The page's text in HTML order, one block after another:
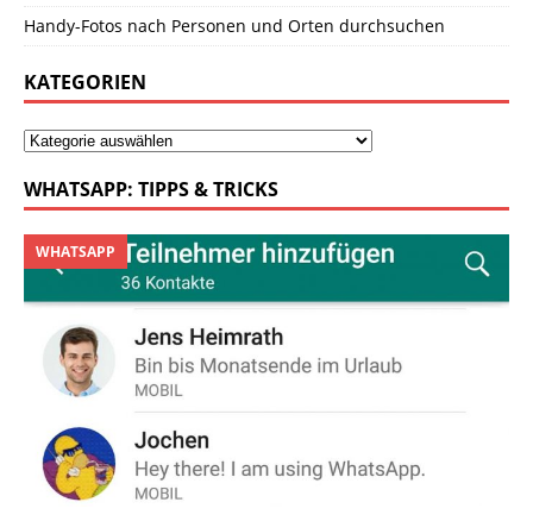
Handy-Fotos nach Personen und Orten durchsuchen
KATEGORIEN
WHATSAPP: TIPPS & TRICKS
WHATSAPP